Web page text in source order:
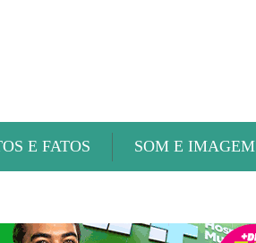
E FATOS SOM E IMAGEM